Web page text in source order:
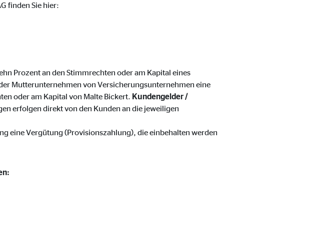
finden Sie hier:
Prozent an den Stimmrechten oder am Kapital eines
Mutterunternehmen von Versicherungsunternehmen eine
oder am Kapital von Malte Bickert. Kundengelder /
erfolgen direkt von den Kunden an die jeweiligen
eine Vergütung (Provisionszahlung), die einbehalten werden